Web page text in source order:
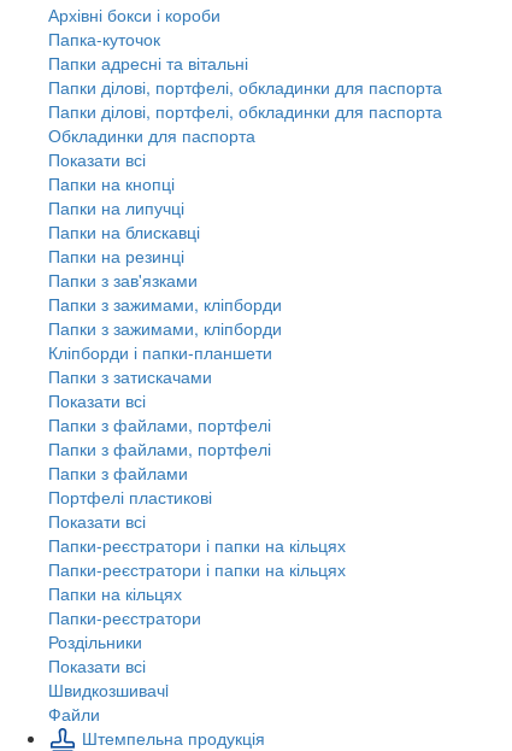
Архівні бокси і короби
Папка-куточок
Папки адресні та вітальні
Папки ділові, портфелі, обкладинки для паспорта
Папки ділові, портфелі, обкладинки для паспорта
Обкладинки для паспорта
Показати всі
Папки на кнопці
Папки на липучці
Папки на блискавці
Папки на резинці
Папки з зав'язками
Папки з зажимами, кліпборди
Папки з зажимами, кліпборди
Кліпборди і папки-планшети
Папки з затискачами
Показати всі
Папки з файлами, портфелі
Папки з файлами, портфелі
Папки з файлами
Портфелі пластикові
Показати всі
Папки-реєстратори і папки на кільцях
Папки-реєстратори і папки на кільцях
Папки на кільцях
Папки-реєстратори
Роздільники
Показати всі
Швидкозшивачi
Файли
Штемпельна продукція